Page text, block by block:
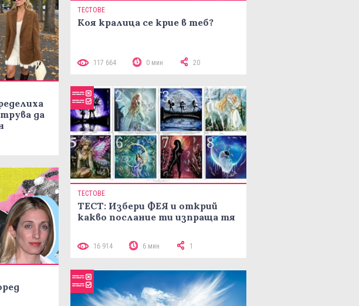
да
ТЕСТОВЕ
Коя кралица се крие в теб?
117 664 0 мин 20
ТЕСТОВЕ
ТЕСТ: Избери ФЕЯ и открий
какво послание ти изпраща тя
16 914 6 мин 1